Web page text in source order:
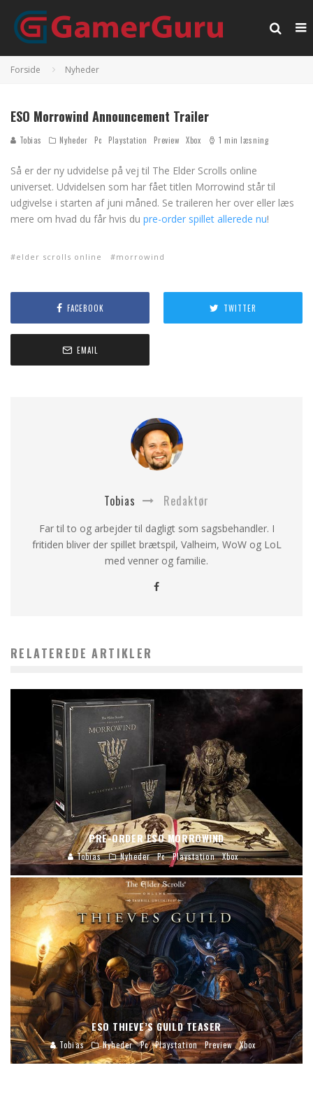
Forside Nyheder
ESO Morrowind Announcement Trailer
Tobias Nyheder Pc Playstation Preview Xbox 1 min læsning
Så er der ny udvidelse på vej til The Elder Scrolls online
universet. Udvidelsen som har fået titlen Morrowind står til
udgivelse i starten af juni måned. Se traileren her over eller læs
mere om hvad du får hvis du pre-order spillet allerede nu!
elder scrolls online morrowind
FACEBOOK TWITTER
EMAIL
Tobias Redaktør
Far til to og arbejder til dagligt som sagsbehandler. I
fritiden bliver der spillet brætspil, Valheim, WoW og LoL
med venner og familie.
RELATEREDE ARTIKLER
PRE-ORDER ESO MORROWIND
Tobias Nyheder Pc Playstation Xbox
ESO THIEVE’S GUILD TEASER
Tobias Nyheder Pc Playstation Preview Xbox